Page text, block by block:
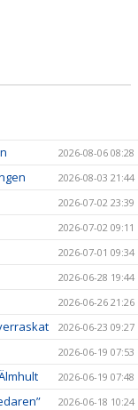
2026-08-06 08:28
2026-08-03 21:44
2026-07-02 23:39
2026-07-02 09:11
2026-07-01 09:34
2026-06-28 19:44
2026-06-26 21:26
2026-06-23 09:27
2026-06-19 07:53
2026-06-19 07:48
2026-06-18 10:24